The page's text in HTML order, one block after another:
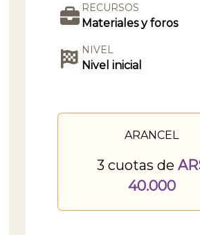
RECURSOS
Materiales y foros
NIVEL
Nivel inicial
ARANCEL
3 cuotas de
40.000